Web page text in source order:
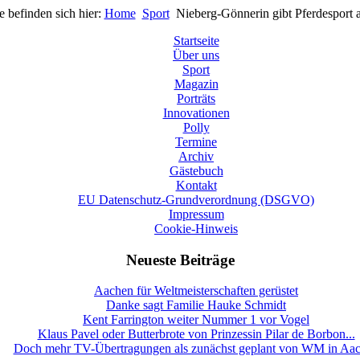
befinden sich hier: Home Sport Nieberg-Gönnerin gibt Pferdesport
Startseite
Über uns
Sport
Magazin
Porträts
Innovationen
Polly
Termine
Archiv
Gästebuch
Kontakt
EU Datenschutz-Grundverordnung (DSGVO)
Impressum
Cookie-Hinweis
Neueste Beiträge
Aachen für Weltmeisterschaften gerüstet
Danke sagt Familie Hauke Schmidt
Kent Farrington weiter Nummer 1 vor Vogel
Klaus Pavel oder Butterbrote von Prinzessin Pilar de Borbon...
Doch mehr TV-Übertragungen als zunächst geplant von WM in